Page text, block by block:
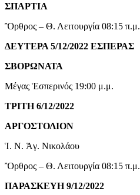
ΣΠΑΡΤΙΑ
Ὂρθρος – Θ. Λειτουργία 08:15 π.μ.
ΔΕΥΤΕΡΑ 5/12/2022 ΕΣΠΕΡΑΣ
ΣΒΟΡΩΝΑΤΑ
Μέγας Ἑσπερινός 19:00 μ.μ.
ΤΡΙΤΗ 6/12/2022
ΑΡΓΟΣΤΟΛΙΟΝ
Ἱ. Ν. Ἁγ. Νικολάου
Ὂρθρος – Θ. Λειτουργία 08:15 π.μ.
ΠΑΡΑΣΚΕΥΗ 9/12/2022